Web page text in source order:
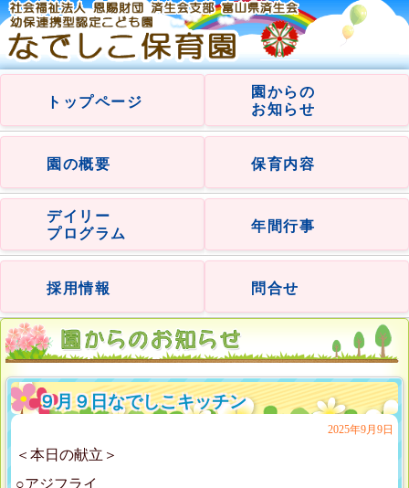
トップページ
園からの
お知らせ
園の概要 保育内容
デイリー
プログラム
年間行事
採用情報 問合せ
９月９日なでしこキッチン
2025年9月9日
＜本日の献立＞
○アジフライ